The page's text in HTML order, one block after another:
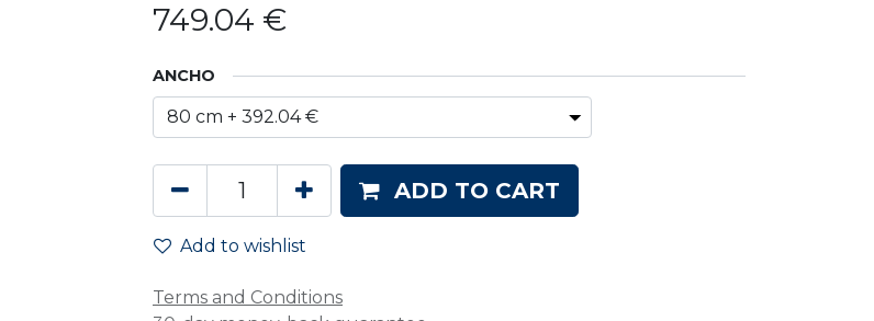
749.04 €
ANCHO
ADD TO CART
Add to wishlist
Terms and Conditions